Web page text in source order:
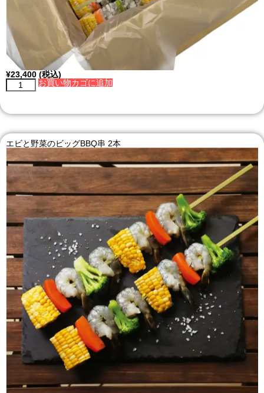
¥23,400 (税込)
お買い物カゴに追加
エビと野菜のビッグBBQ串 2本